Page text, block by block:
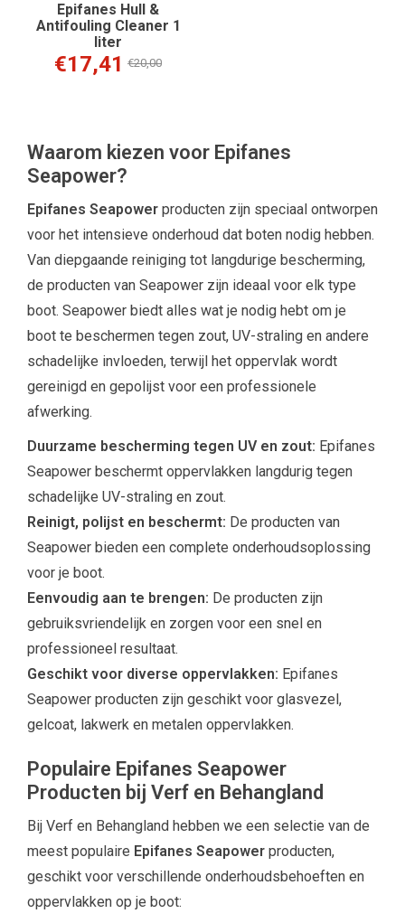
Epifanes Hull &
Antifouling Cleaner 1
liter
€17,41 €20,00
Waarom kiezen voor Epifanes
Seapower?
Epifanes Seapower producten zijn speciaal ontworpen
voor het intensieve onderhoud dat boten nodig hebben.
Van diepgaande reiniging tot langdurige bescherming,
de producten van Seapower zijn ideaal voor elk type
boot. Seapower biedt alles wat je nodig hebt om je
boot te beschermen tegen zout, UV-straling en andere
schadelijke invloeden, terwijl het oppervlak wordt
gereinigd en gepolijst voor een professionele
afwerking.
Duurzame bescherming tegen UV en zout: Epifanes
Seapower beschermt oppervlakken langdurig tegen
schadelijke UV-straling en zout.
Reinigt, polijst en beschermt: De producten van
Seapower bieden een complete onderhoudsoplossing
voor je boot.
Eenvoudig aan te brengen: De producten zijn
gebruiksvriendelijk en zorgen voor een snel en
professioneel resultaat.
Geschikt voor diverse oppervlakken: Epifanes
Seapower producten zijn geschikt voor glasvezel,
gelcoat, lakwerk en metalen oppervlakken.
Populaire Epifanes Seapower
Producten bij Verf en Behangland
Bij Verf en Behangland hebben we een selectie van de
meest populaire Epifanes Seapower producten,
geschikt voor verschillende onderhoudsbehoeften en
oppervlakken op je boot: